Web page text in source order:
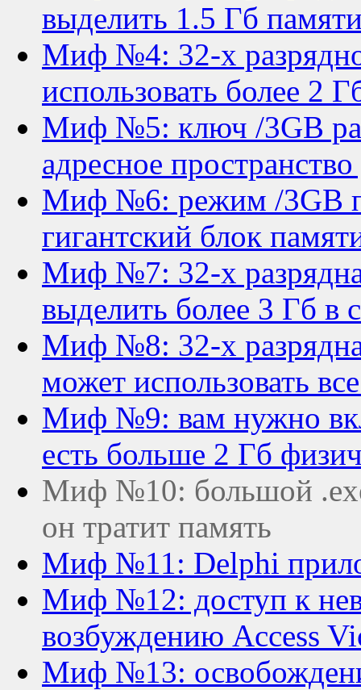
выделить 1.5 Гб
Миф №4: 32-х
использовать более 2
Миф №5: ключ /3GB
адресное
Миф №6: режим /3GB
гигантский блок
Миф №7: 32-х
выделить более 3 Гб в
Миф №8: 32-х
может использовать
Миф №9: вам нужно
есть больше 2 Гб
Миф №10: большой
он тратит память
Миф №11: Delphi
Миф №12: доступ к
возбуждению Access
Миф №13: